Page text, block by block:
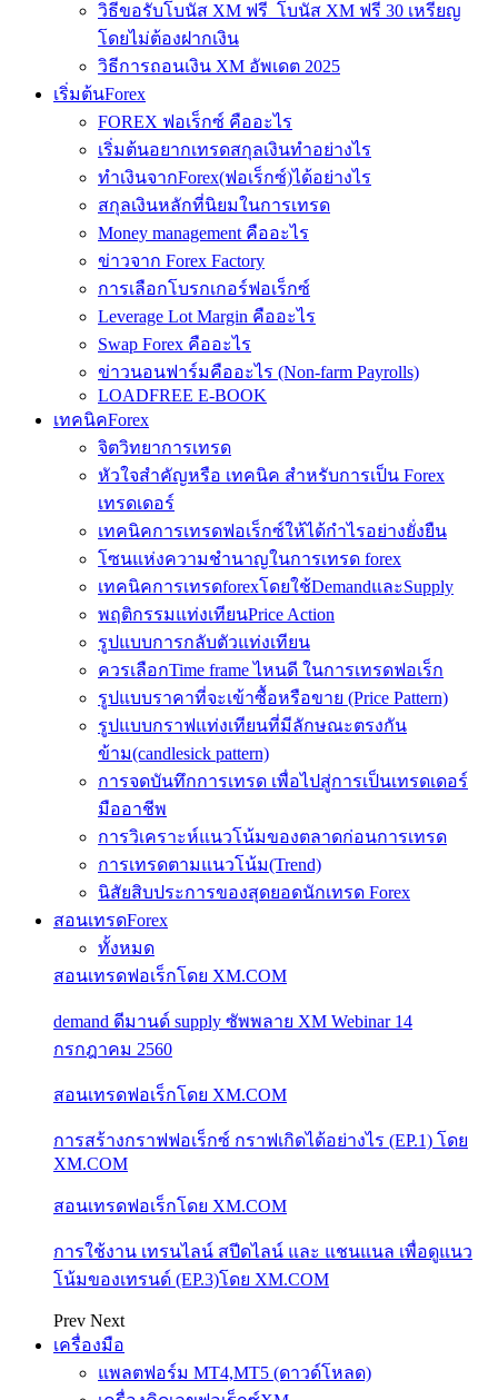
วิธีขอรับโบนัส XM ฟรี โบนัส XM ฟรี 30 เหรียญ
โดยไม่ต้องฝากเงิน
วิธีการถอนเงิน XM อัพเดต 2025
เริ่มต้นForex
FOREX ฟอเร็กซ์ คืออะไร
เริ่มต้นอยากเทรดสกุลเงินทำอย่างไร
ทำเงินจากForex(ฟอเร็กซ์)ได้อย่างไร
สกุลเงินหลักที่นิยมในการเทรด
Money management คืออะไร
ข่าวจาก Forex Factory
การเลือกโบรกเกอร์ฟอเร็กซ์
Leverage Lot Margin คืออะไร
Swap Forex คืออะไร
ข่าวนอนฟาร์มคืออะไร (Non-farm Payrolls)
LOADFREE E-BOOK
เทคนิคForex
จิตวิทยาการเทรด
หัวใจสำคัญหรือ เทคนิค สำหรับการเป็น Forex
เทรดเดอร์
เทคนิคการเทรดฟอเร็กซ์ให้ได้กำไรอย่างยั่งยืน
โซนแห่งความชำนาญในการเทรด forex
เทคนิคการเทรดforexโดยใช้DemandและSupply
พฤติกรรมแท่งเทียนPrice Action
รูปแบบการกลับตัวแท่งเทียน
ควรเลือกTime frame ไหนดี ในการเทรดฟอเร็ก
รูปแบบราคาที่จะเข้าซื้อหรือขาย (Price Pattern)
รูปแบบกราฟแท่งเทียนที่มีลักษณะตรงกัน
ข้าม(candlesick pattern)
การจดบันทึกการเทรด เพื่อไปสู่การเป็นเทรดเดอร์
มืออาชีพ
การวิเคราะห์แนวโน้มของตลาดก่อนการเทรด
การเทรดตามแนวโน้ม(Trend)
นิสัยสิบประการของสุดยอดนักเทรด Forex
สอนเทรดForex
ทั้งหมด
สอนเทรดฟอเร็กโดย XM.COM
demand ดีมานด์ supply ซัพพลาย XM Webinar 14
กรกฎาคม 2560
สอนเทรดฟอเร็กโดย XM.COM
การสร้างกราฟฟอเร็กซ์ กราฟเกิดได้อย่างไร (EP.1) โดย
XM.COM
สอนเทรดฟอเร็กโดย XM.COM
การใช้งาน เทรนไลน์ สปีดไลน์ และ แชนแนล เพื่อดูแนว
โน้มของเทรนด์ (EP.3)โดย XM.COM
Prev Next
เครื่องมือ
แพลตฟอร์ม MT4,MT5 (ดาวด์โหลด)